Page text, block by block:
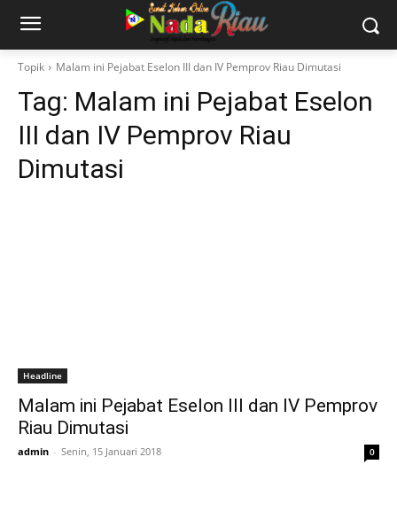
Topik Malam ini Pejabat Eselon III dan IV Pemprov Riau Dimutasi
Tag: Malam ini Pejabat Eselon
III dan IV Pemprov Riau
Dimutasi
Headline
Malam ini Pejabat Eselon III dan IV Pemprov
Riau Dimutasi
admin - Senin, 15 Januari 2018 0